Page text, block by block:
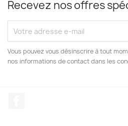
Recevez nos offres
Vous pouvez vous désinscrire à tout
nos informations de contact dans les